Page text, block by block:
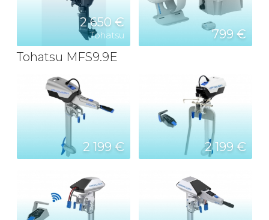
2 650 €
Tohatsu
Tohatsu MFS9.9E
799 €
2 199 € 2 199 €